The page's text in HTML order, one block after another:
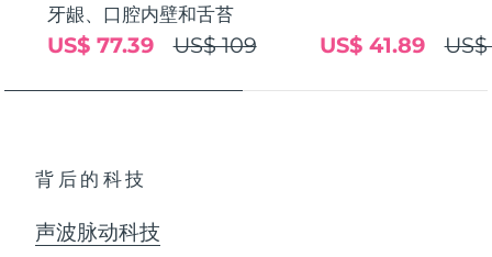
牙龈、口腔内壁和舌苔
US$ 109
US$ 77.39 US$ 41.89
背后的科技
声波脉动科技